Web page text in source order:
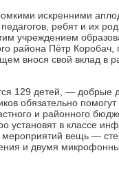
искренними
ребят и их
учреждением
района Пётр
внося свой вклад в
129 детей, — добрые
обязательно
и районного
установят в классе
вещь —
и двумя